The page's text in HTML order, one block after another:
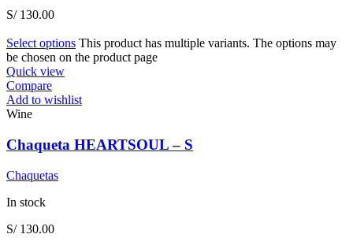
S/130.00
Select options This product has multiple variants. The options may
be chosen on the product page
Quick view
Compare
Add to wishlist
Wine
Chaqueta HEARTSOUL – S
Chaquetas
In stock
S/130.00